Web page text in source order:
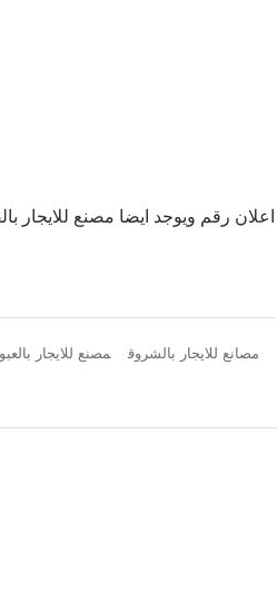
اعلان رقم ويوجد ايضا مصنع للايجار
مصانع للايجار بالشروق مصنع للايجار